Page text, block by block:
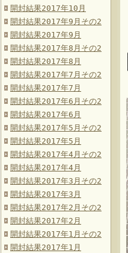
開封結果2017年10月
開封結果2017年9月その2
開封結果2017年9月
開封結果2017年8月その2
開封結果2017年8月
開封結果2017年7月その2
開封結果2017年7月
開封結果2017年6月その2
開封結果2017年6月
開封結果2017年5月その2
開封結果2017年5月
開封結果2017年4月その2
開封結果2017年4月
開封結果2017年3月その2
開封結果2017年3月
開封結果2017年2月その2
開封結果2017年2月
開封結果2017年1月その2
開封結果2017年1月